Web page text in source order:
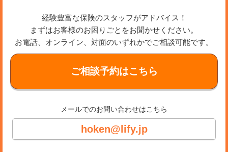
経験豊富な保険のスタッフがアドバイス！
まずはお客様のお困りごとをお聞かせください。
お電話、オンライン、対面のいずれかでご相談可能です。
ご相談予約はこちら
メールでのお問い合わせはこちら
hoken@lify.jp